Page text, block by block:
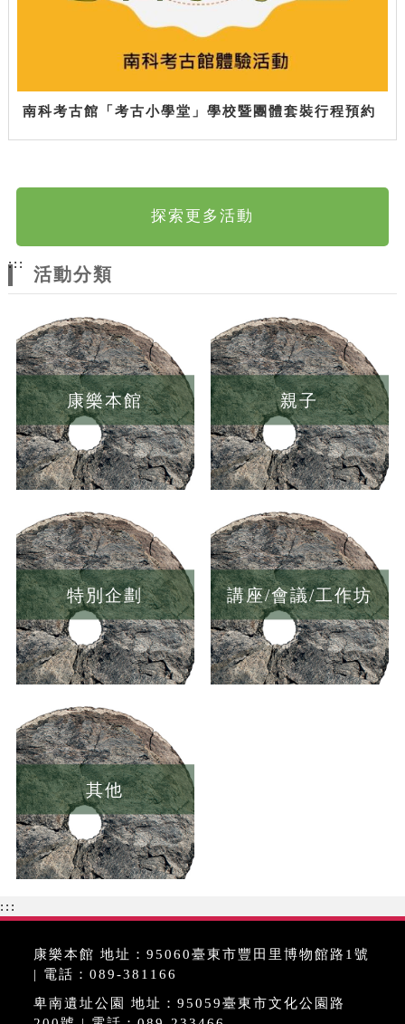
南科考古館「考古小學堂」學校暨團體套裝行程預約
探索更多活動
:::
活動分類
康樂本館 親子
特別企劃 講座/會議/工作坊
其他
:::
康樂本館 地址：95060臺東市豐田里博物館路1號
| 電話：089-381166
卑南遺址公園 地址：95059臺東市文化公園路